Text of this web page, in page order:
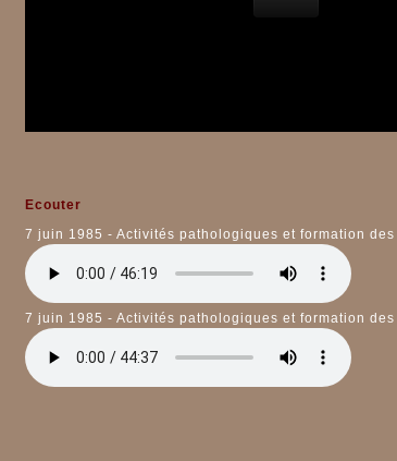
Ecouter
7 juin 1985 - Activités pathologiques et formation
7 juin 1985 - Activités pathologiques et formation